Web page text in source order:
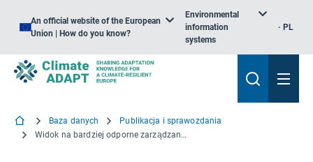
An official website of the European
Union | How do you know?
Environmental
information
systems
PL
Baza danych
Publikacja i sprawozdania
Widok na bardziej odporne zarządzanie ryzykiem powodziowym. Najważniejsze wnioski z projektu STAR-FLOOD